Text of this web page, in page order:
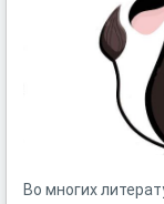
Во многих